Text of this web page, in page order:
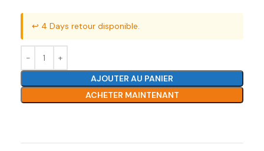
↩️ 4 Days retour disponible.
AJOUTER AU PANIER
ACHETER MAINTENANT